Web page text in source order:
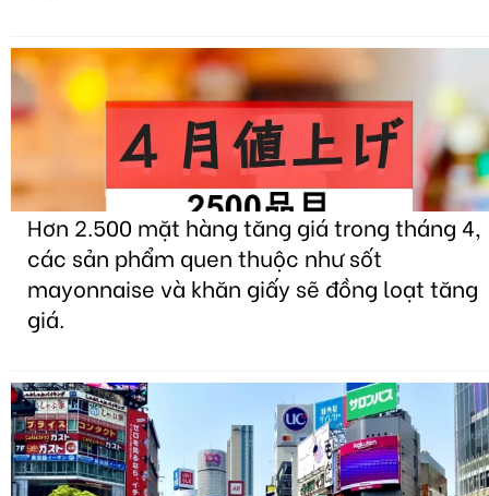
Hơn 2.500 mặt hàng tăng giá trong tháng 4,
các sản phẩm quen thuộc như sốt
mayonnaise và khăn giấy sẽ đồng loạt tăng
giá.